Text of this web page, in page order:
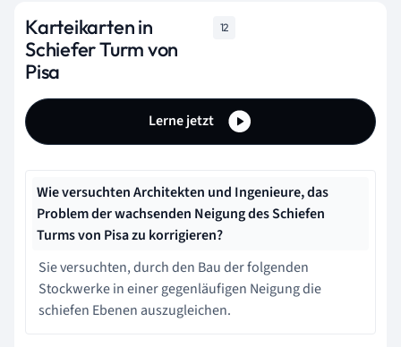
Karteikarten in
Schiefer Turm von
Pisa
12
Lerne jetzt
Wie versuchten Architekten und Ingenieure, das
Problem der wachsenden Neigung des Schiefen
Turms von Pisa zu korrigieren?
Sie versuchten, durch den Bau der folgenden
Stockwerke in einer gegenläufigen Neigung die
schiefen Ebenen auszugleichen.